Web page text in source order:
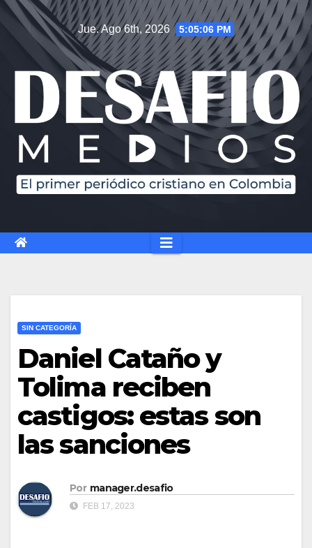
Jue. Ago 6th, 2026 5:05:07 PM
SIN CATEGORÍA
Daniel Cataño y
Tolima reciben
castigos: estas son
las sanciones
Por manager.desafio
FEB 17, 2023